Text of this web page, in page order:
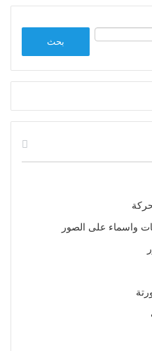
واسماء على الصور